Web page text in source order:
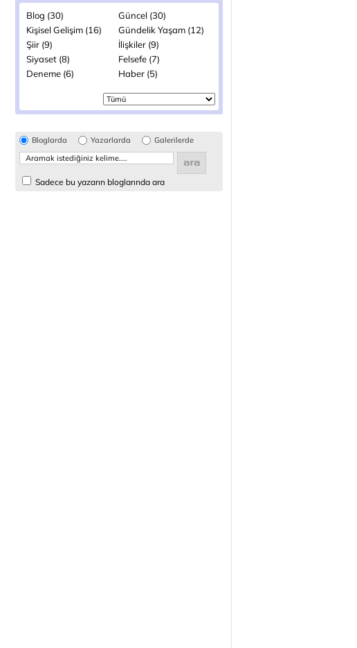
Blog (30)
Güncel (30)
Kişisel Gelişim (16)
Gündelik Yaşam (12)
Şiir (9)
İlişkiler (9)
Siyaset (8)
Felsefe (7)
Deneme (6)
Haber (5)
Bloglarda Yazarlarda Galerilerde
Sadece bu yazarın bloglarında ara